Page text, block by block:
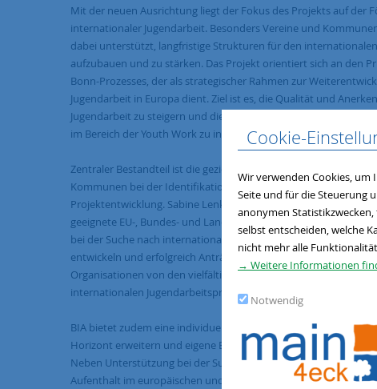
Cookie-
Wir verwenden Cookies, um
Seite und für die Steuerung
anonymen
selbst entscheiden, welche
nicht mehr alle
→ Weitere Informationen
Notwendig
Mit der neuen Ausrichtung liegt der Fokus des Projekts auf der
internationaler Jugendarbeit. Besonders Vereine und
dabei unterstützt, langfristige Strukturen für den
aufzubauen und zu stärken. Das Projekt orientiert sich an den
Bonn-Prozesses, der als strategischer Rahmen zur
Jugendarbeit in Europa dient. Ziel ist es, die Qualität und
Jugendarbeit zu steigern und die Zusammenarbeit zwischen allen
im Bereich der Youth Work zu intensivieren.
Zentraler Bestandteil ist die gezielte Unterstützung von Vereinen
Kommunen bei der Identifikation passender Förderformate
Projektentwicklung. Sabine Lenk, Projektmanagerin bei BIA, hilft
geeignete EU-, Bundes- und Landesförderungen zu finden und
bei der Suche nach internationalen Partnern, um gemeinsam
entwickeln und erfolgreich Anträge zu stellen. Dadurch profitieren
Organisationen von den vielfältigen Fördermöglichkeiten und
internationalen Jugendarbeitsprojekte verwirklichen.
BIA bietet zudem eine individuelle Beratung für junge Menschen,
Horizont erweitern und eigene Erfahrungen im Ausland
Neben Unterstützung bei der Suche nach dem passenden
Aufenthalt im europäischen und nicht-europäischen Ausland,